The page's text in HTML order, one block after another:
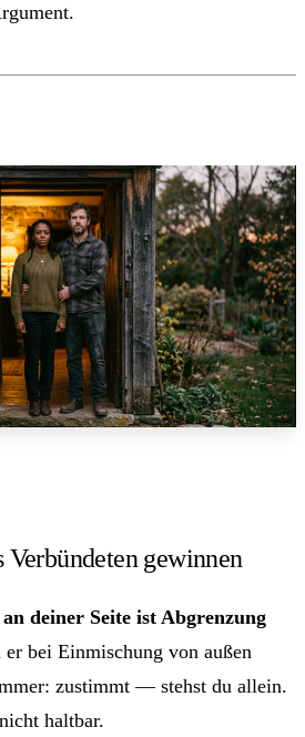
Verbündeten gewinnen
deiner Seite ist Abgrenzung
er bei Einmischung von außen
zustimmt — stehst du allein.
haltbar.